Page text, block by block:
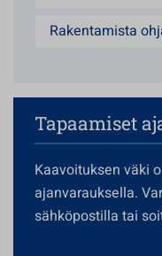
Rakentamista
Tapaamiset
Kaavoituksen väki
ajanvarauksella.
sähköpostilla tai